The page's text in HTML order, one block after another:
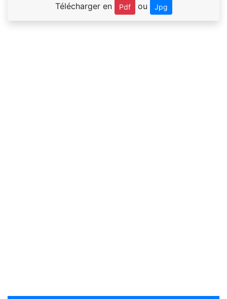
Télécharger en Pdf ou Jpg